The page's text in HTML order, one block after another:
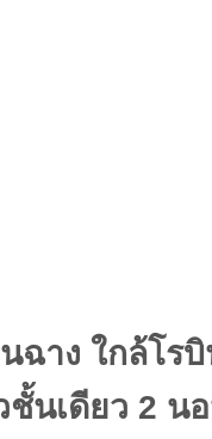
ฉาง ใกล้โร
ชั้นเดียว 2 น